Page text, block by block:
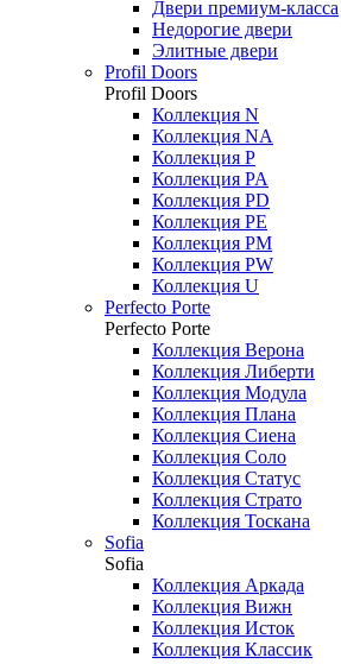
Двери премиум-класса
Недорогие двери
Элитные двери
Profil Doors
Profil Doors
Коллекция N
Коллекция NA
Коллекция P
Коллекция PA
Коллекция PD
Коллекция PE
Коллекция PM
Коллекция PW
Коллекция U
Perfecto Porte
Perfecto Porte
Коллекция Верона
Коллекция Либерти
Коллекция Модула
Коллекция Плана
Коллекция Сиена
Коллекция Соло
Коллекция Статус
Коллекция Страто
Коллекция Тоскана
Sofia
Sofia
Коллекция Аркада
Коллекция Вижн
Коллекция Исток
Коллекция Классик